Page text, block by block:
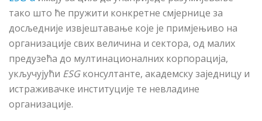
тако што ће пружити конкретне смјернице за
досљедније извјештавање које је примјењиво на
организације свих величина и сектора, од малих
предузећа до мултинационалних корпорација,
укључујући ESGконсултанте, академску заједницу и
истраживачке институције те невладине
организације.